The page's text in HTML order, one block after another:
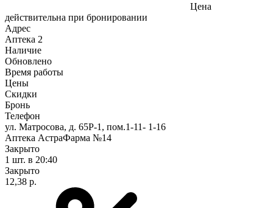
Цена
действительна при бронировании
Адрес
Аптека 2
Наличие
Обновлено
Время работы
Цены
Скидки
Бронь
Телефон
ул. Матросова, д. 65Р-1, пом.1-11- 1-16
Аптека АстраФарма №14
Закрыто
1 шт. в 20:40
Закрыто
12,38 р.